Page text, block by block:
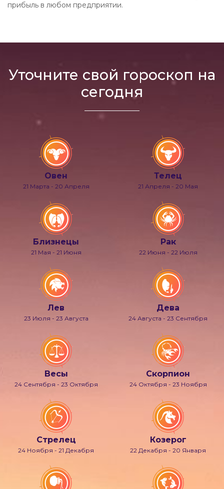
прибыль в любом предприятии.
Уточните свой гороскоп на
сегодня
Овен
21 Марта - 20 Апреля
Телец
21 Апреля - 20 Мая
Близнецы
21 Мая - 21 Июня
Рак
22 Июня - 22 Июля
Лев
23 Июля - 23 Августа
Дева
24 Августа - 23 Сентября
Весы
24 Сентября - 23 Октября
Скорпион
24 Октября - 23 Ноября
Стрелец
24 Ноября - 21 Декабря
Козерог
22 Декабря - 20 Января